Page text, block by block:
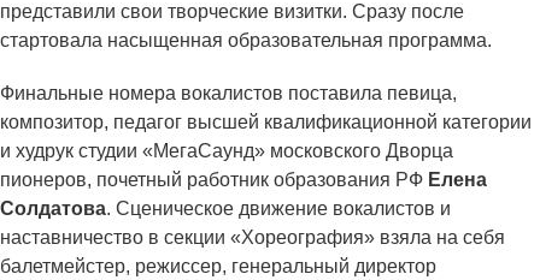
представили свои творческие визитки. Сразу после
стартовала насыщенная образовательная программа.
Финальные номера вокалистов поставила певица,
композитор, педагог высшей квалификационной категории
и худрук студии «МегаСаунд» московского Дворца
пионеров, почетный работник образования РФ Елена
Солдатова. Сценическое движение вокалистов и
наставничество в секции «Хореография» взяла на себя
балетмейстер, режиссер, генеральный директор